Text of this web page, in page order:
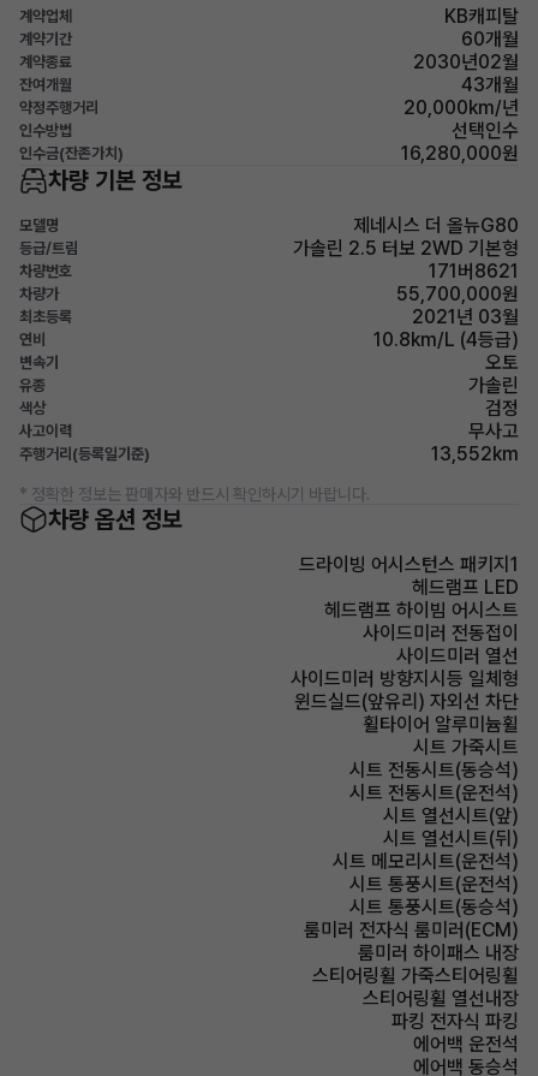
계약업체 KB캐피탈
계약기간 60개월
계약종료 2030년02월
잔여개월 43개월
약정주행거리 20,000km/년
인수방법 선택인수
인수금(잔존가치) 16,280,000원
차량 기본 정보
모델명 제네시스 더 올뉴G80
등급/트림 가솔린 2.5 터보 2WD 기본형
차량번호 171버8621
차량가 55,700,000원
최초등록 2021년 03월
연비 10.8km/L (4등급)
변속기 오토
유종 가솔린
색상 검정
사고이력 무사고
주행거리(등록일기준) 13,552km
* 정확한 정보는 판매자와 반드시 확인하시기 바랍니다.
차량 옵션 정보
드라이빙 어시스턴스 패키지1
헤드램프 LED
헤드램프 하이빔 어시스트
사이드미러 전동접이
사이드미러 열선
사이드미러 방향지시등 일체형
윈드실드(앞유리) 자외선 차단
휠타이어 알루미늄휠
시트 가죽시트
시트 전동시트(동승석)
시트 전동시트(운전석)
시트 열선시트(앞)
시트 열선시트(뒤)
시트 메모리시트(운전석)
시트 통풍시트(운전석)
시트 통풍시트(동승석)
룸미러 전자식 룸미러(ECM)
룸미러 하이패스 내장
스티어링휠 가죽스티어링휠
스티어링휠 열선내장
파킹 전자식 파킹
에어백 운전석
에어백 동승석